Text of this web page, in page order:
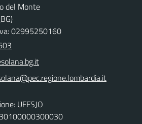
del Monte
02995250160
UFFSJO